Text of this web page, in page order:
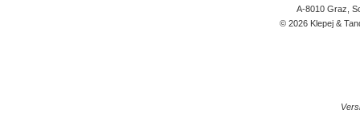
A-8010 Graz,
© 2026 Klepej &